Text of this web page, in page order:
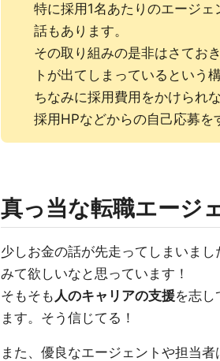
特に採用1名あたりのエージ
話もあります。
その取り組みの是非はさてお
トが出てしまっているという
ちなみに採用費用をかけられ
採用HPなどからの自己応募を
真っ当な転職エージ
少しお金の話が先走ってしまいま
みて欲しいなと思っています！
そもそも 人のキャリアの支援を志し
ます。そう信じてる！
また、優良なエージェントや担当